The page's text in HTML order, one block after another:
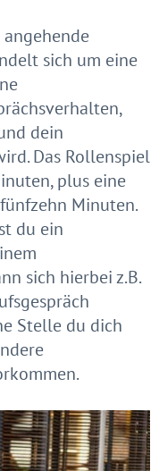
sich um eine
dein
Das Rollenspiel
plus eine
Minuten.
du ein
sich hierbei z.B.
Stelle du dich